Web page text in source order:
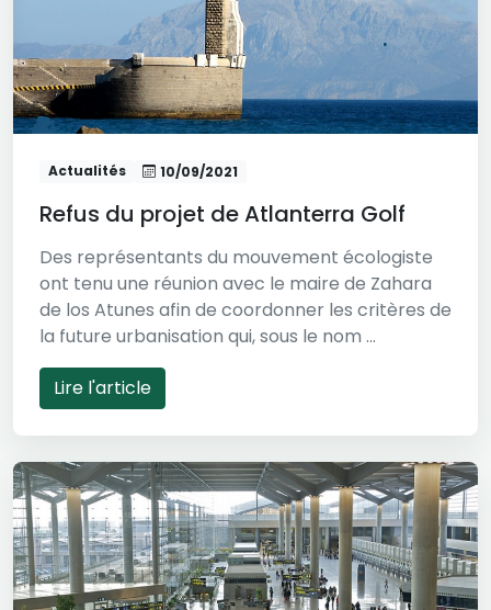
Actualités 10/09/2021
Refus du projet de Atlanterra Golf
Des représentants du mouvement écologiste
ont tenu une réunion avec le maire de Zahara
de los Atunes afin de coordonner les critères de
la future urbanisation qui, sous le nom ...
Lire l'article